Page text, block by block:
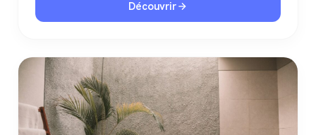
Découvrir